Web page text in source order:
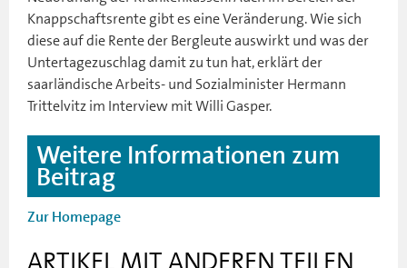
Knappschaftsrente gibt es eine Veränderung. Wie sich
diese auf die Rente der Bergleute auswirkt und was der
Untertagezuschlag damit zu tun hat, erklärt der
saarländische Arbeits- und Sozialminister Hermann
Trittelvitz im Interview mit Willi Gasper.
Weitere Informationen zum
Beitrag
Zur Homepage
ARTIKEL MIT ANDEREN TEILEN